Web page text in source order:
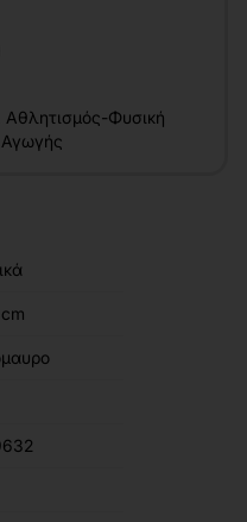
Αθλητισμός-Φυσική
Αγωγής